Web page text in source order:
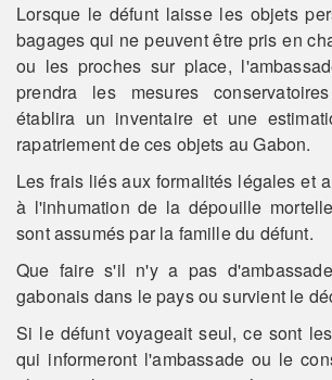
Lorsque le défunt laisse les objets
bagages qui ne peuvent être pris en
ou les proches sur place,
prendra les mesures
établira un inventaire et une
rapatriement de ces objets au Gabon.
Les frais liés aux formalités légales et
à l'inhumation de la dépouille
sont assumés par la famille du défunt.
Que faire s'il n'y a pas
gabonais dans le pays ou survient le
Si le défunt voyageait seul, ce sont
qui informeront l'ambassade ou le